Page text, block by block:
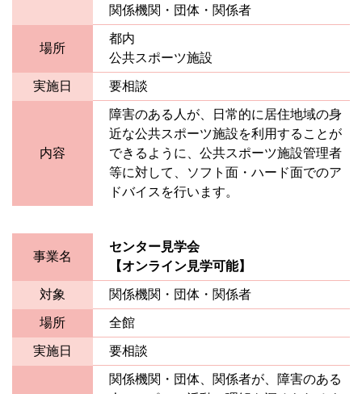
関係機関・団体・関係者
場所
都内
公共スポーツ施設
実施日 要相談
内容
障害のある人が、日常的に居住地域の身
近な公共スポーツ施設を利用することが
できるように、公共スポーツ施設管理者
等に対して、ソフト面・ハード面でのア
ドバイスを行います。
事業名
センター見学会
【オンライン見学可能】
対象 関係機関・団体・関係者
場所 全館
実施日 要相談
関係機関・団体、関係者が、障害のある